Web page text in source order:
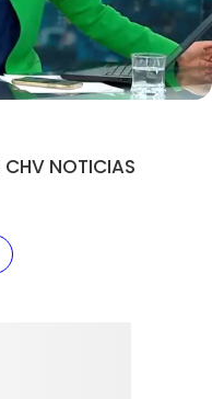
CHV NOTICIAS